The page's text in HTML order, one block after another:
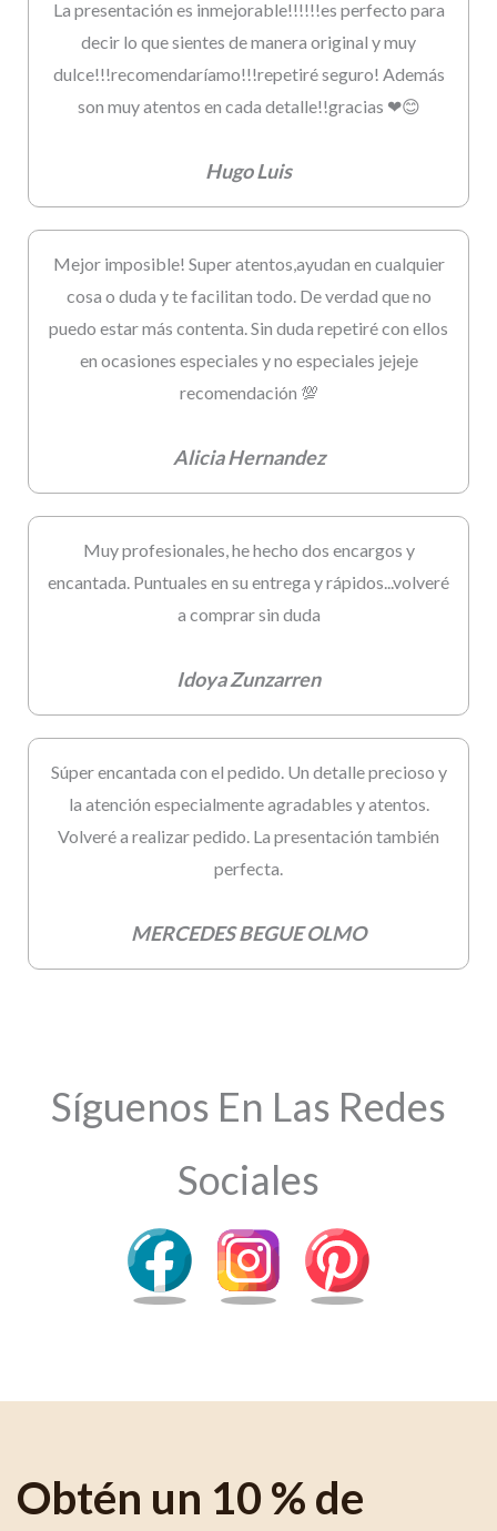
La presentación es inmejorable!!!!!!es perfecto para
decir lo que sientes de manera original y muy
dulce!!!recomendaríamo!!!repetiré seguro! Además
son muy atentos en cada detalle!!gracias ❤😊
Hugo Luis
Mejor imposible! Super atentos,ayudan en cualquier
cosa o duda y te facilitan todo. De verdad que no
puedo estar más contenta. Sin duda repetiré con ellos
en ocasiones especiales y no especiales jejeje
recomendación 💯
Alicia Hernandez
Muy profesionales, he hecho dos encargos y
encantada. Puntuales en su entrega y rápidos...volveré
a comprar sin duda
Idoya Zunzarren
Súper encantada con el pedido. Un detalle precioso y
la atención especialmente agradables y atentos.
Volveré a realizar pedido. La presentación también
perfecta.
MERCEDES BEGUE OLMO
Síguenos En Las Redes
Sociales
Obtén un 10 % de